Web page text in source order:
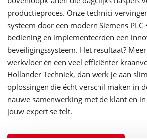
productieproces. Onze technici
systeem door een modern Siemens
bediening en implementeerden een
beveiligingssysteem. Het resultaat?
werkvloer én een veel efficiënter
Hollander Techniek, dan werk je aan
oplossingen die écht verschil maken in
nauwe samenwerking met de klant en
jouw expertise telt.